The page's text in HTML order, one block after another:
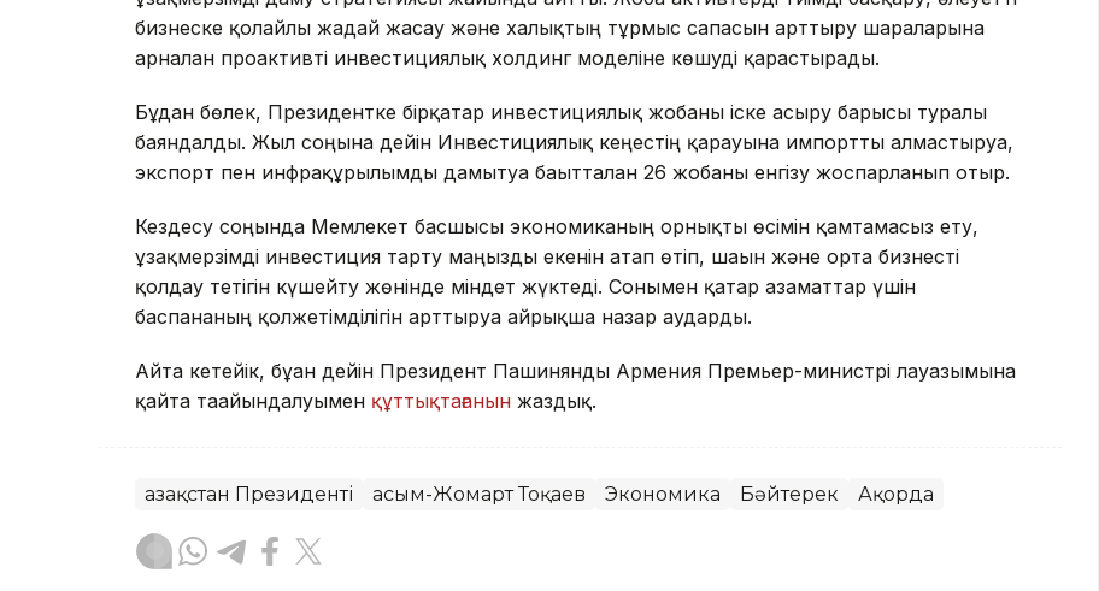
бизнеске қолайлы жағдай жасау және халықтың тұрмыс сапасын арттыру шараларына
арналған проактивті инвестициялық холдинг моделіне көшуді қарастырады.
Бұдан бөлек, Президентке бірқатар инвестициялық жобаны іске асыру барысы туралы
баяндалды. Жыл соңына дейін Инвестициялық кеңестің қарауына импортты алмастыруға,
экспорт пен инфрақұрылымды дамытуға бағытталған 26 жобаны енгізу жоспарланып отыр.
Кездесу соңында Мемлекет басшысы экономиканың орнықты өсімін қамтамасыз ету,
ұзақмерзімді инвестиция тарту маңызды екенін атап өтіп, шағын және орта бизнесті
қолдау тетігін күшейту жөнінде міндет жүктеді. Сонымен қатар азаматтар үшін
баспананың қолжетімділігін арттыруға айрықша назар аударды.
Айта кетейік, бұған дейін Президент Пашинянды Армения Премьер-министрі лауазымына
қайта тағайындалуымен құттықтағанын жаздық.
Қазақстан Президенті Қасым-Жомарт Тоқаев Экономика Бәйтерек Ақорда